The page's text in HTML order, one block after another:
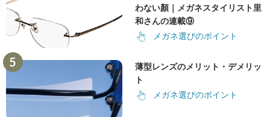
わない顏｜メガネスタイリスト里
和さんの連載⑨
メガネ選びのポイント
薄型レンズのメリット・デメリッ
ト
メガネ選びのポイント